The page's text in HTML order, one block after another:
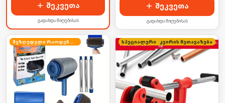
შეკვეთა
გადახდა მიღებისას
შეკვეთა
გადახდა მიღებისას
შეზღუდული რაოდენობა სპეციალური ფასი
კვირის შეთავაზება